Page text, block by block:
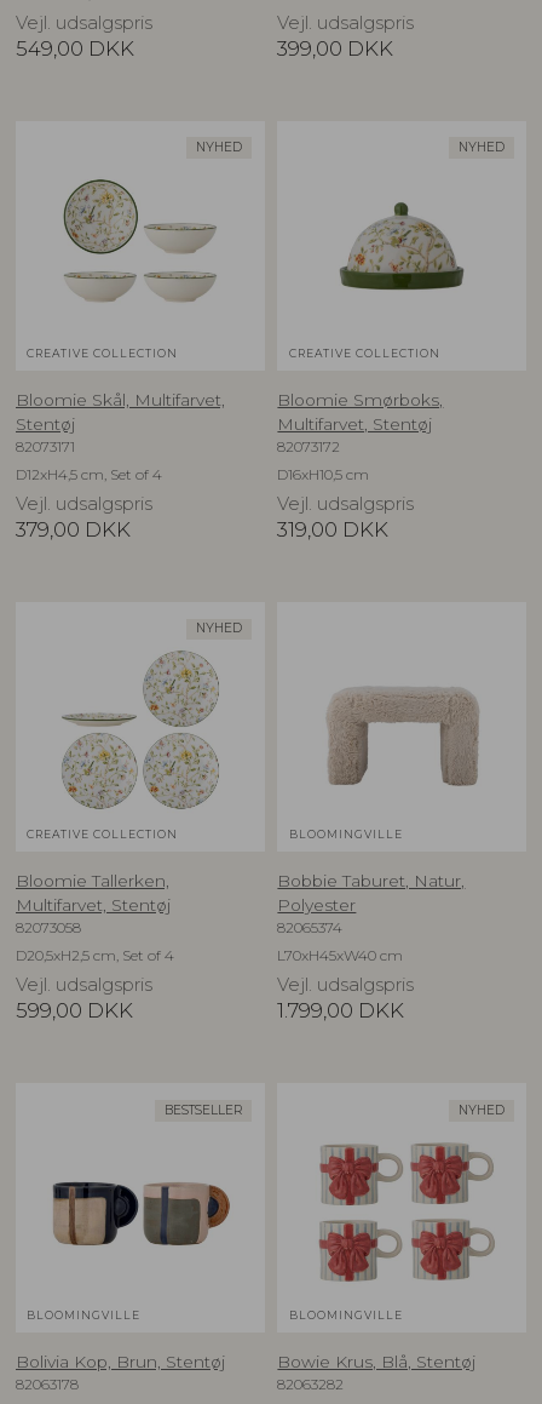
Vejl. udsalgspris
549,00 DKK
Vejl. udsalgspris
399,00 DKK
NYHED
CREATIVE COLLECTION
Bloomie Skål, Multifarvet,
Stentøj
82073171
D12xH4,5 cm, Set of 4
Vejl. udsalgspris
379,00 DKK
NYHED
CREATIVE COLLECTION
Bloomie Smørboks,
Multifarvet, Stentøj
82073172
D16xH10,5 cm
Vejl. udsalgspris
319,00 DKK
NYHED
CREATIVE COLLECTION
Bloomie Tallerken,
Multifarvet, Stentøj
82073058
D20,5xH2,5 cm, Set of 4
Vejl. udsalgspris
599,00 DKK
BLOOMINGVILLE
Bobbie Taburet, Natur,
Polyester
82065374
L70xH45xW40 cm
Vejl. udsalgspris
1.799,00 DKK
BESTSELLER
BLOOMINGVILLE
Bolivia Kop, Brun, Stentøj
82063178
NYHED
BLOOMINGVILLE
Bowie Krus, Blå, Stentøj
82063282